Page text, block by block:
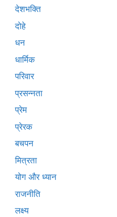
देशभक्ति
दोहे
धन
धार्मिक
परिवार
प्रसन्नता
प्रेम
प्रेरक
बचपन
मित्रता
योग और ध्यान
राजनीति
लक्ष्य